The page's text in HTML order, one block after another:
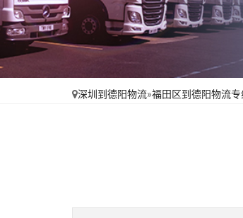
深圳到德阳物流»福田区到德阳物流专